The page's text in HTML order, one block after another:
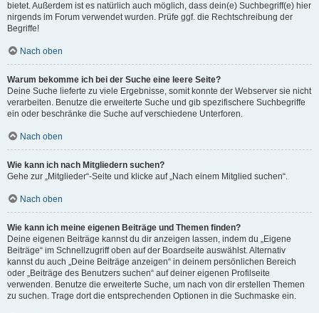
bietet. Außerdem ist es natürlich auch möglich, dass dein(e) Suchbegriff(e) hier
nirgends im Forum verwendet wurden. Prüfe ggf. die Rechtschreibung der
Begriffe!
Nach oben
Warum bekomme ich bei der Suche eine leere Seite?
Deine Suche lieferte zu viele Ergebnisse, somit konnte der Webserver sie nicht
verarbeiten. Benutze die erweiterte Suche und gib spezifischere Suchbegriffe
ein oder beschränke die Suche auf verschiedene Unterforen.
Nach oben
Wie kann ich nach Mitgliedern suchen?
Gehe zur „Mitglieder“-Seite und klicke auf „Nach einem Mitglied suchen“.
Nach oben
Wie kann ich meine eigenen Beiträge und Themen finden?
Deine eigenen Beiträge kannst du dir anzeigen lassen, indem du „Eigene
Beiträge“ im Schnellzugriff oben auf der Boardseite auswählst. Alternativ
kannst du auch „Deine Beiträge anzeigen“ in deinem persönlichen Bereich
oder „Beiträge des Benutzers suchen“ auf deiner eigenen Profilseite
verwenden. Benutze die erweiterte Suche, um nach von dir erstellen Themen
zu suchen. Trage dort die entsprechenden Optionen in die Suchmaske ein.